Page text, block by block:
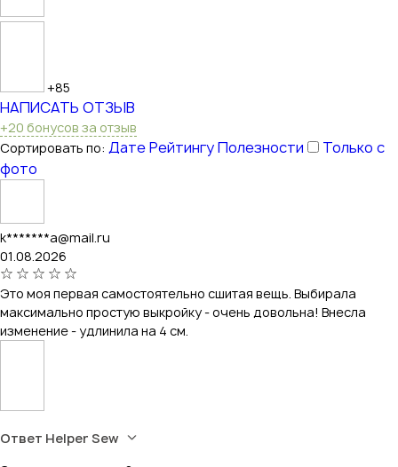
+85
НАПИСАТЬ ОТЗЫВ
+20 бонусов за отзыв
Сортировать по: ДатеРейтингуПолезности
Только с
фото
k*******a@mail.ru
01.08.2026
Это моя первая самостоятельно сшитая вещь. Выбирала
максимально простую выкройку - очень довольна! Внесла
изменение - удлинила на 4 см.
Ответ Helper Sew